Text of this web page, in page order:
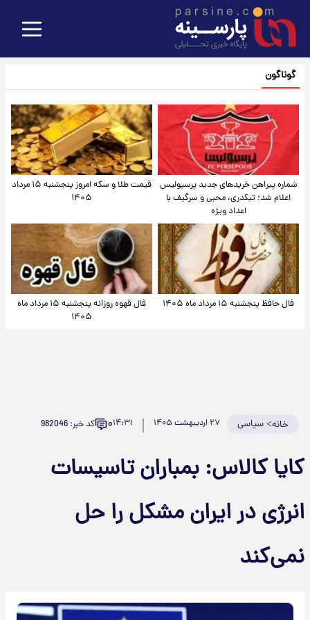
گوناگون
شماره پیراهن خریدهای جدید پرسپولیس
اعلام شد؛ تیکدری، محبی و سرگیف با
اعداد ویژه
قیمت طلا و سکه امروز پنجشنبه ۱۵ مرداد
۱۴۰۵
فال حافظ پنجشنبه ۱۵ مرداد ماه ۱۴۰۵
فال قهوه روزانه پنجشنبه ۱۵ مرداد ماه
۱۴۰۵
خانه>سیاسی ۲۷ اردیبهشت ۱۴۰۵ ۱۴:۳۱۰ کد خبر: 982046
کایا کالاس: بمباران تاسیسات
انرژی در ایران مشکل را حل
نمی‌کند